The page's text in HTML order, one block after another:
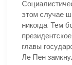
этом случае
никогда. Тем
главы
Ле Пен